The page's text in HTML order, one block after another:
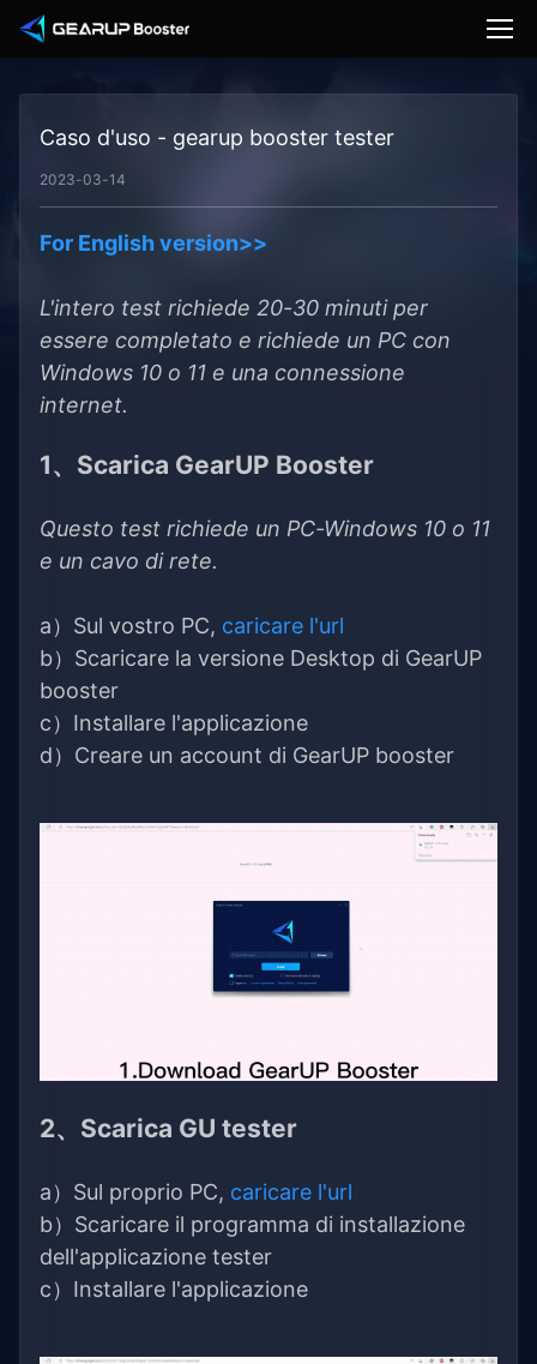
Caso d'uso - gearup booster tester
2023-03-14
For English version>>
L'intero test richiede 20-30 minuti per
essere completato e richiede un PC con
Windows 10 o 11 e una connessione
internet.
1、Scarica GearUP Booster
Questo test richiede un PC-Windows 10 o 11
e un cavo di rete.
a）Sul vostro PC, caricare l'url
b）Scaricare la versione Desktop di GearUP
booster
c）Installare l'applicazione
d）Creare un account di GearUP booster
2、Scarica GU tester
a）Sul proprio PC, caricare l'url
b）Scaricare il programma di installazione
dell'applicazione tester
c）Installare l'applicazione